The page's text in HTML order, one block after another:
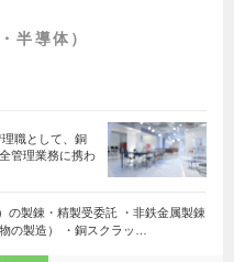
半導体）
理職として、銅
管理業務に携わ
の製錬・精製受委託 ・非鉄金属製錬
の製造） ・銅スクラッ…